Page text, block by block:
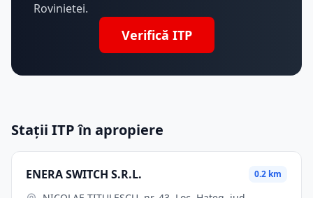
Rovinietei.
Verifică ITP
Stații ITP în apropiere
ENERA SWITCH S.R.L. 0.2 km